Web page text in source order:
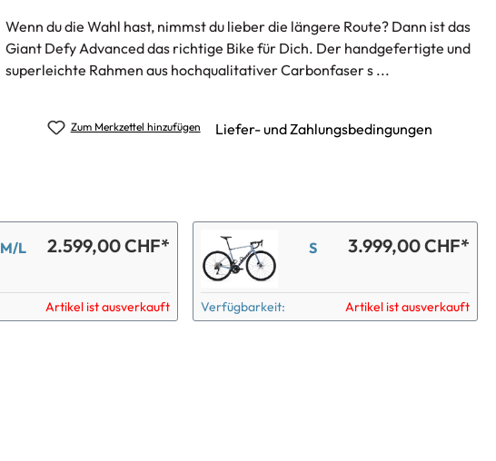
Wenn du die Wahl hast, nimmst du lieber die längere Route? Dann ist das
Giant Defy Advanced das richtige Bike für Dich. Der handgefertigte und
superleichte Rahmen aus hochqualitativer Carbonfaser s ...
Zum Merkzettel hinzufügen Liefer- und Zahlungsbedingungen
M/L 2.599,00 CHF*
Artikel ist ausverkauft
S 3.999,00 CHF*
Verfügbarkeit: Artikel ist ausverkauft